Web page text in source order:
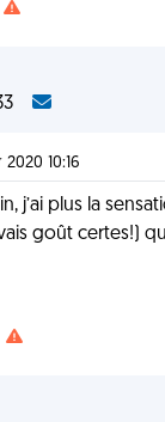
10:16
j’ai plus la
goût certes!)